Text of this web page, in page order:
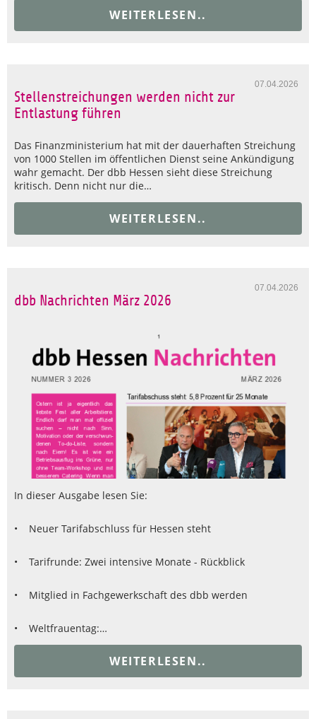
WEITERLESEN..
07.04.2026
Stellenstreichungen werden nicht zur
Entlastung führen
Das Finanzministerium hat mit der dauerhaften Streichung
von 1000 Stellen im öffentlichen Dienst seine Ankündigung
wahr gemacht. Der dbb Hessen sieht diese Streichung
kritisch. Denn nicht nur die…
WEITERLESEN..
07.04.2026
dbb Nachrichten März 2026
In dieser Ausgabe lesen Sie:
• Neuer Tarifabschluss für Hessen steht
• Tarifrunde: Zwei intensive Monate - Rückblick
• Mitglied in Fachgewerkschaft des dbb werden
• Weltfrauentag:…
WEITERLESEN..